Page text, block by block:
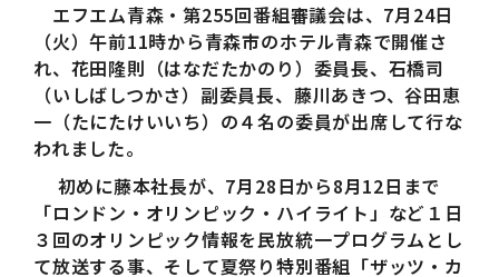
エフエム青森・第255回番組審議会は、7月24日
（火）午前11時から青森市のホテル青森で開催さ
れ、花田隆則（はなだたかのり）委員長、石橋司
（いしばしつかさ）副委員長、藤川あきつ、谷田恵
一（たにたけいいち）の４名の委員が出席して行な
われました。
初めに藤本社長が、7月28日から8月12日まで
「ロンドン・オリンピック・ハイライト」など１日
３回のオリンピック情報を民放統一プログラムとし
て放送する事、そして夏祭り特別番組「ザッツ・カ